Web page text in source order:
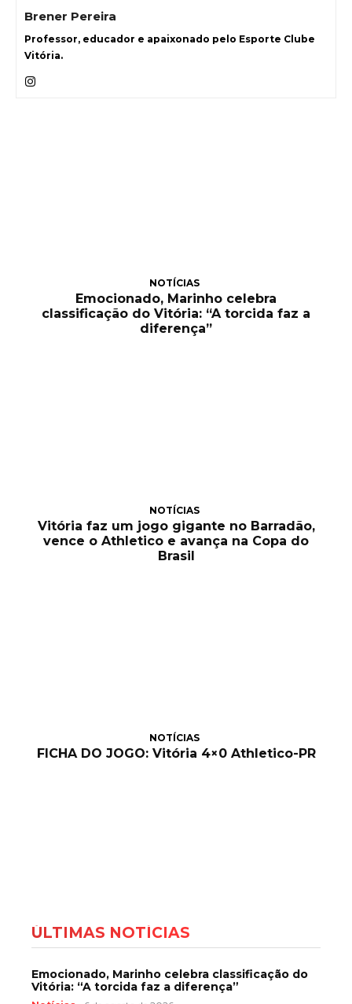
Brener Pereira
Professor, educador e apaixonado pelo Esporte Clube
Vitória.
NOTÍCIAS
Emocionado, Marinho celebra
classificação do Vitória: “A torcida faz a
diferença”
NOTÍCIAS
Vitória faz um jogo gigante no Barradão,
vence o Athletico e avança na Copa do
Brasil
NOTÍCIAS
FICHA DO JOGO: Vitória 4×0 Athletico-PR
ÚLTIMAS NOTÍCIAS
Emocionado, Marinho celebra classificação do
Vitória: “A torcida faz a diferença”